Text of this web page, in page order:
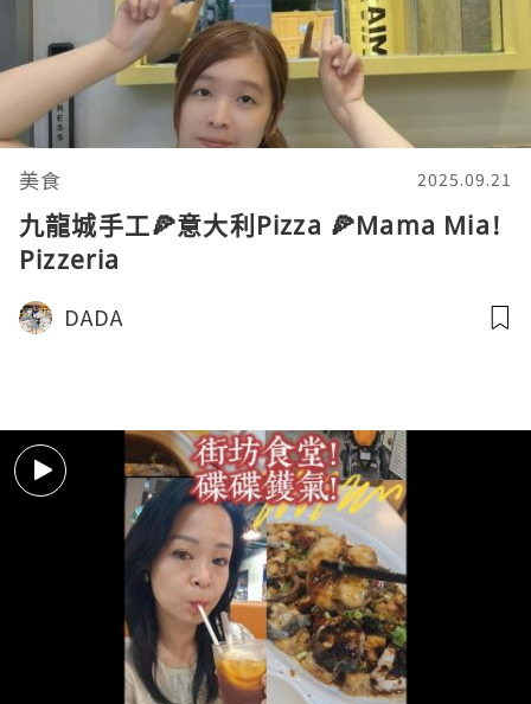
美食 2025.09.21
九龍城手工🍕意大利Pizza 🍕Mama Mia!
Pizzeria
DADA